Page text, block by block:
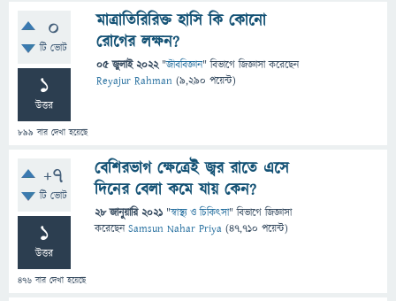
0
টি ভোট
1
উত্তর
899 বার দেখা হয়েছে
মাত্রাতিরিরিক্ত হাসি কি কোনো
রোগের লক্ষন?
05 জুলাই 2022 "জীববিজ্ঞান" বিভাগে জিজ্ঞাসাকরেছেন
Reyajur Rahman (9,290 পয়েন্ট)
+7
টি ভোট
1
উত্তর
476 বার দেখা হয়েছে
বেশিরভাগ ক্ষেত্রেই জ্বর রাতে এসে
দিনের বেলা কমে যায় কেন?
28 জানুয়ারি 2021 "স্বাস্থ্য ও চিকিৎসা" বিভাগে জিজ্ঞাসা
করেছেনSamsun Nahar Priya (47,710 পয়েন্ট)